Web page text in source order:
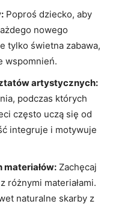
Poproś‌ dziecko, aby
nowego
tylko świetna zabawa,​
wspomnień.
artystycznych:
podczas których
często uczą się od
integruje i motywuje
Zachęcaj
‍różnymi materiałami.
naturalne skarby z‌